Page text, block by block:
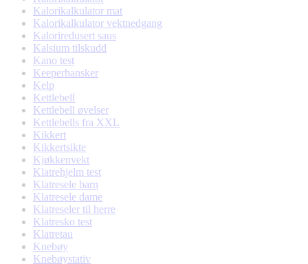
Kalorikalkulator mat
Kalorikalkulator vektnedgang
Kaloriredusert saus
Kalsium tilskudd
Kano test
Keeperhansker
Kelp
Kettlebell
Kettlebell øvelser
Kettlebells fra XXL
Kikkert
Kikkertsikte
Kjøkkenvekt
Klatrehjelm test
Klatresele barn
Klatresele dame
Klatreseler til herre
Klatresko test
Klatretau
Knebøy
Knebøystativ